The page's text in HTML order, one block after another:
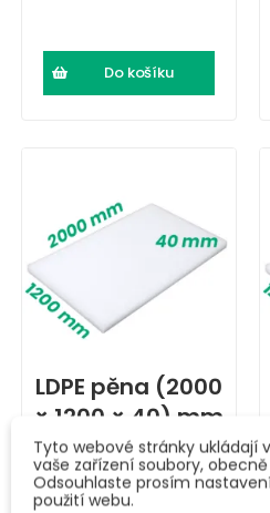
Do košíku
LDPE pěna (2000
× 1200 × 40) mm
620 Kč
Tyto webové stránky ukládají
vaše zařízení soubory,
Odsouhlaste prosím
použití webu.